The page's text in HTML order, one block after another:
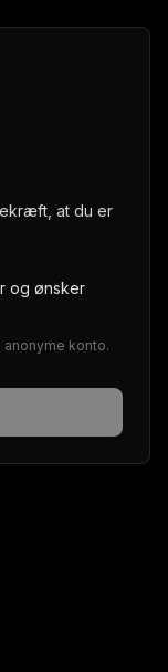
at du er
og ønsker
konto.